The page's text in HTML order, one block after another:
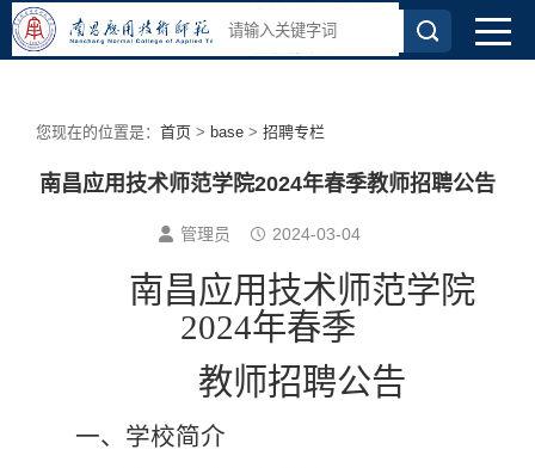
您现在的位置是： 首页 > base > 招聘专栏
南昌应用技术师范学院2024年春季教师招聘公告
管理员 2024-03-04
南昌应用技术师范学院
2024年春季
教师招聘公告
一、学校简介